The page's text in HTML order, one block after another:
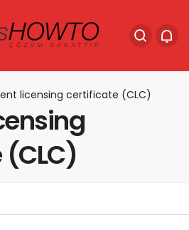
licensing certificate (CLC)